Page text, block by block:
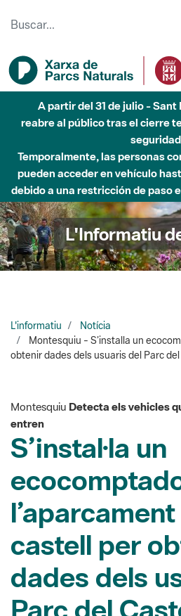
Hasta diciembre de 2026
Afectaciones en el cauce del
a obras de construcción de
L'Informatiu
L'informatiu
Notícia
Montesquiu - S’installa un
MontesquiuDetecta els vehicles
S’instal·la un
l’aparcament
castell per
dades dels
Parc del
Montesquiu